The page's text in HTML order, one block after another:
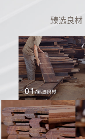
臻选良